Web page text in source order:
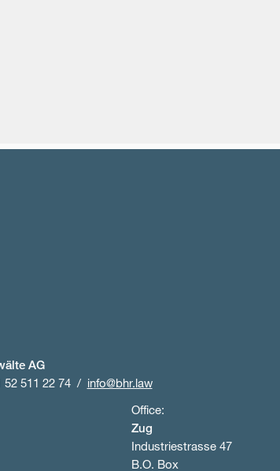
AG
52 511 22 74
info@bhr.law
Office:
Zug
Industriestrasse 47
B.O. Box